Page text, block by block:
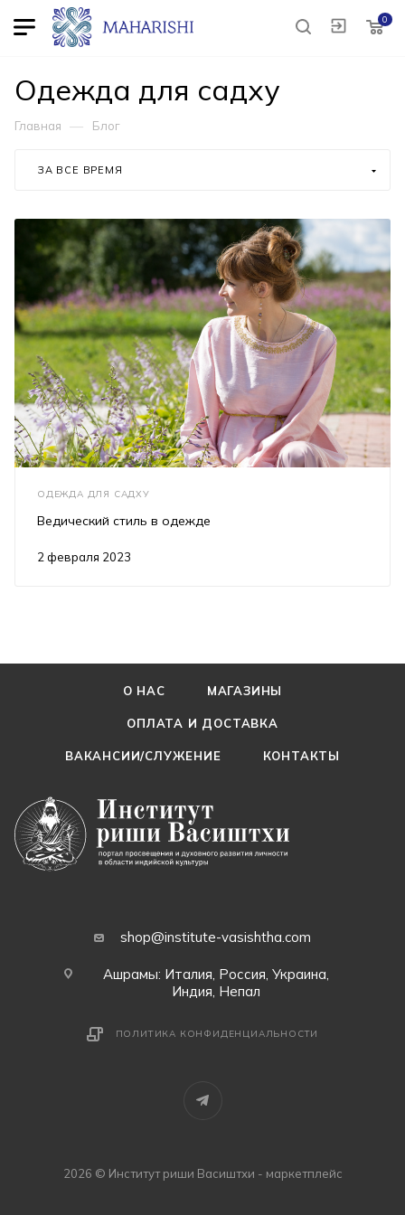
0
Одежда для садху
Главная — Блог
ЗА ВСЕ ВРЕМЯ
ОДЕЖДА ДЛЯ САДХУ
2 февраля 2023
Ведический стиль в одежде
О НАС МАГАЗИНЫ
ОПЛАТА И ДОСТАВКА
ВАКАНСИИ/СЛУЖЕНИЕ КОНТАКТЫ
shop@institute-vasishtha.com
Ашрамы: Италия, Россия, Украина,
Индия, Непал
ПОЛИТИКА КОНФИДЕНЦИАЛЬНОСТИ
2026 © Институт риши Васиштхи - маркетплейс